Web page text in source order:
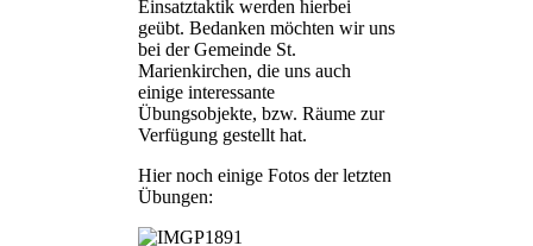
Einsatztaktik werden hierbei
geübt. Bedanken möchten wir uns
bei der Gemeinde St.
Marienkirchen, die uns auch
einige interessante
Übungsobjekte, bzw. Räume zur
Verfügung gestellt hat.
Hier noch einige Fotos der letzten
Übungen: